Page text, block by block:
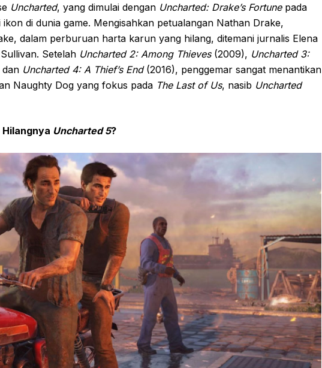
Uncharted, yang dimulai dengan Uncharted: Drake’s Fortunepada
di dunia game. Mengisahkan petualangan Nathan Drake,
dalam perburuan harta karun yang hilang, ditemani jurnalis Elena
Setelah Uncharted 2: Among Thieves(2009), Uncharted 3:
Uncharted 4: A Thief’s End(2016), penggemar sangat menantikan
Naughty Dog yang fokus pada The Last of Us, nasib Uncharted
Uncharted 5?